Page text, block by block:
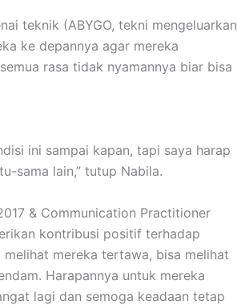
teknik (ABYGO, tekni mengeluarkan
ke depannya agar mereka
rasa tidak nyamannya biar bisa
ini sampai kapan, tapi saya harap
sama lain,” tutup Nabila.
& Communication Practitioner
kontribusi positif terhadap
melihat mereka tertawa, bisa melihat
Harapannya untuk mereka
lagi dan semoga keadaan tetap